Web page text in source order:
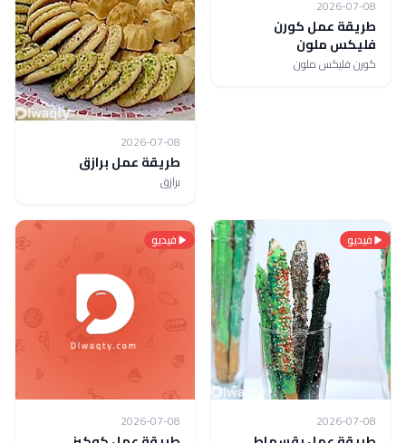
2026-07-08
طريقة عمل كورن
فليكس ملون
كورن فليكس ملون
2026-07-08
طريقة عمل برازق
برازق
فيديو
2026-07-08
فيديو
2026-07-08